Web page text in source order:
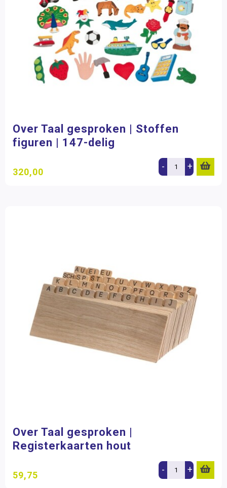
Over Taal gesproken | Stoffen
figuren | 147-delig
320,00 - +
Over Taal gesproken |
Registerkaarten hout
59,75 - +